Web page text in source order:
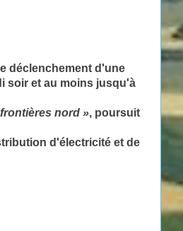
déclenchement d'une
soir et au moins jusqu'à
nord », poursuit
d'électricité et de